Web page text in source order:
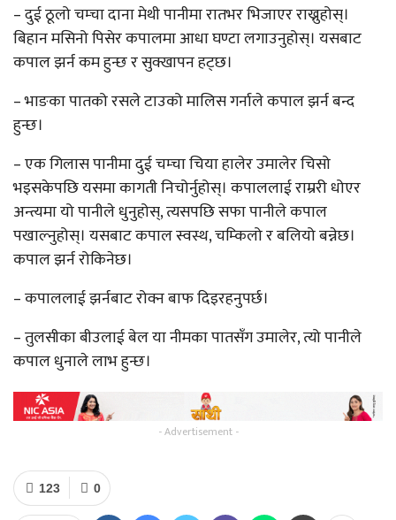
– दुई ठूलो चम्चा दाना मेथी पानीमा रातभर भिजाएर राख्नुहोस्।
बिहान मसिनो पिसेर कपालमा आधा घण्टा लगाउनुहोस्। यसबाट
कपाल झर्न कम हुन्छ र सुक्खापन हट्छ।
– भाङका पातको रसले टाउको मालिस गर्नाले कपाल झर्न बन्द
हुन्छ।
– एक गिलास पानीमा दुई चम्चा चिया हालेर उमालेर चिसो
भइसकेपछि यसमा कागती निचोर्नुहोस्। कपाललाई राम्ररी धोएर
अन्त्यमा यो पानीले धुनुहोस्, त्यसपछि सफा पानीले कपाल
पखाल्नुहोस्। यसबाट कपाल स्वस्थ, चम्किलो र बलियो बन्नेछ।
कपाल झर्न रोकिनेछ।
– कपाललाई झर्नबाट रोक्न बाफ दिइरहनुपर्छ।
– तुलसीका बीउलाई बेल या नीमका पातसँग उमालेर, त्यो पानीले
कपाल धुनाले लाभ हुन्छ।
- Advertisement -
0
123